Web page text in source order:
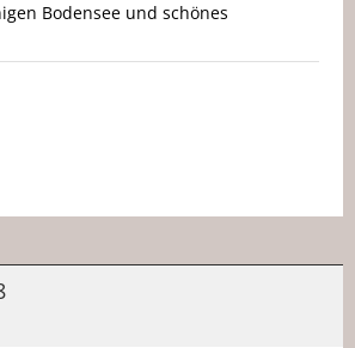
Bodensee und schönes